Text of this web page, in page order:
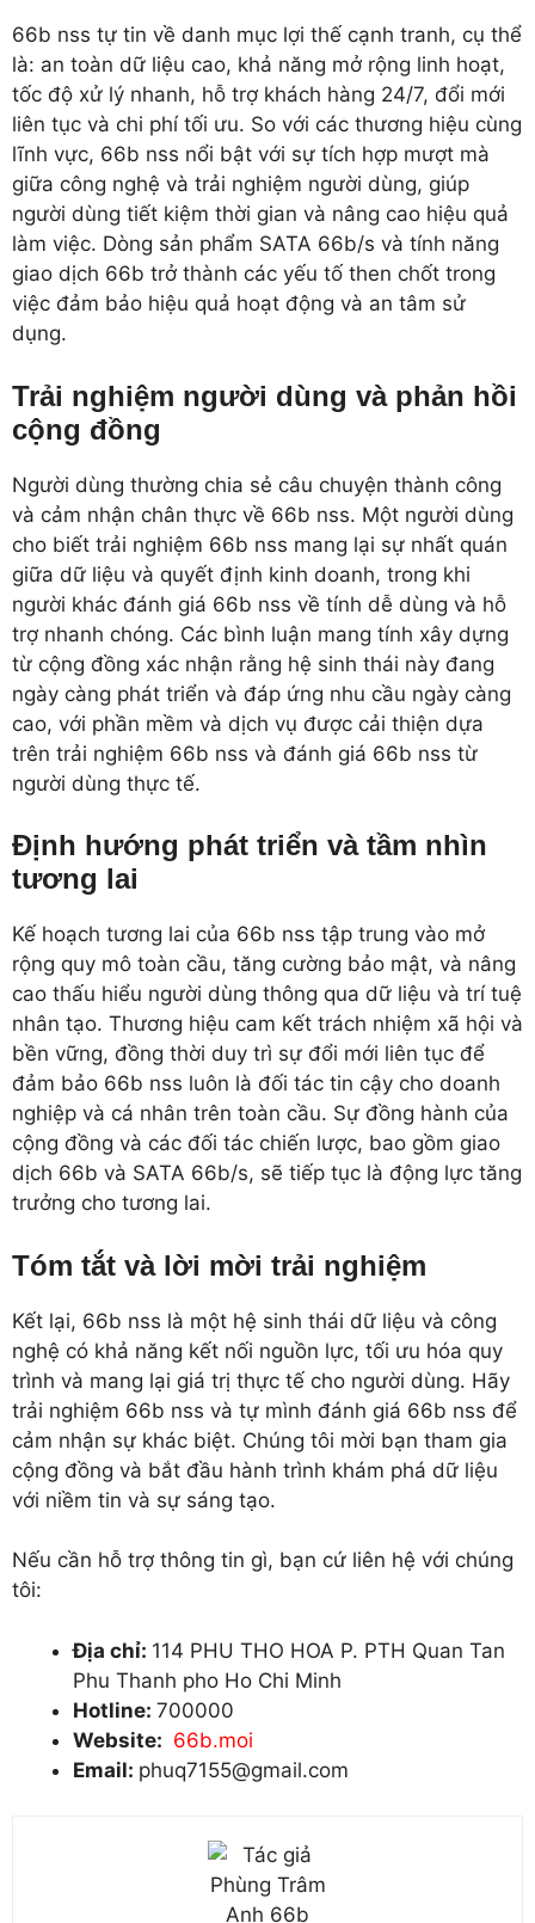
66b nss tự tin về danh mục lợi thế cạnh tranh, cụ thể
là: an toàn dữ liệu cao, khả năng mở rộng linh hoạt,
tốc độ xử lý nhanh, hỗ trợ khách hàng 24/7, đổi mới
liên tục và chi phí tối ưu. So với các thương hiệu cùng
lĩnh vực, 66b nss nổi bật với sự tích hợp mượt mà
giữa công nghệ và trải nghiệm người dùng, giúp
người dùng tiết kiệm thời gian và nâng cao hiệu quả
làm việc. Dòng sản phẩm SATA 66b/s và tính năng
giao dịch 66b trở thành các yếu tố then chốt trong
việc đảm bảo hiệu quả hoạt động và an tâm sử
dụng.
Trải nghiệm người dùng và phản hồi
cộng đồng
Người dùng thường chia sẻ câu chuyện thành công
và cảm nhận chân thực về 66b nss. Một người dùng
cho biết trải nghiệm 66b nss mang lại sự nhất quán
giữa dữ liệu và quyết định kinh doanh, trong khi
người khác đánh giá 66b nss về tính dễ dùng và hỗ
trợ nhanh chóng. Các bình luận mang tính xây dựng
từ cộng đồng xác nhận rằng hệ sinh thái này đang
ngày càng phát triển và đáp ứng nhu cầu ngày càng
cao, với phần mềm và dịch vụ được cải thiện dựa
trên trải nghiệm 66b nss và đánh giá 66b nss từ
người dùng thực tế.
Định hướng phát triển và tầm nhìn
tương lai
Kế hoạch tương lai của 66b nss tập trung vào mở
rộng quy mô toàn cầu, tăng cường bảo mật, và nâng
cao thấu hiểu người dùng thông qua dữ liệu và trí tuệ
nhân tạo. Thương hiệu cam kết trách nhiệm xã hội và
bền vững, đồng thời duy trì sự đổi mới liên tục để
đảm bảo 66b nss luôn là đối tác tin cậy cho doanh
nghiệp và cá nhân trên toàn cầu. Sự đồng hành của
cộng đồng và các đối tác chiến lược, bao gồm giao
dịch 66b và SATA 66b/s, sẽ tiếp tục là động lực tăng
trưởng cho tương lai.
Tóm tắt và lời mời trải nghiệm
Kết lại, 66b nss là một hệ sinh thái dữ liệu và công
nghệ có khả năng kết nối nguồn lực, tối ưu hóa quy
trình và mang lại giá trị thực tế cho người dùng. Hãy
trải nghiệm 66b nss và tự mình đánh giá 66b nss để
cảm nhận sự khác biệt. Chúng tôi mời bạn tham gia
cộng đồng và bắt đầu hành trình khám phá dữ liệu
với niềm tin và sự sáng tạo.
Nếu cần hỗ trợ thông tin gì, bạn cứ liên hệ với chúng
tôi:
Địa chỉ: 114 PHU THO HOA P. PTH Quan Tan
Phu Thanh pho Ho Chi Minh
Hotline: 700000
Website: 66b.moi
Email: phuq7155@gmail.com